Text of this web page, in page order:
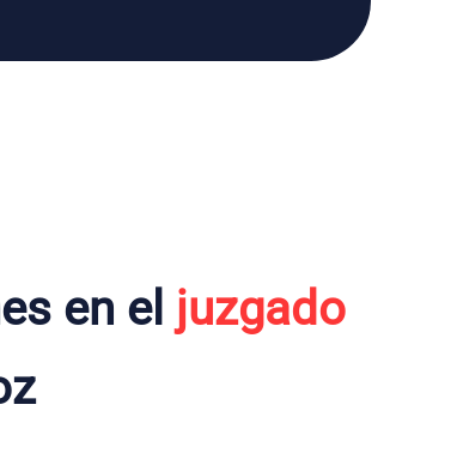
en el juzgado